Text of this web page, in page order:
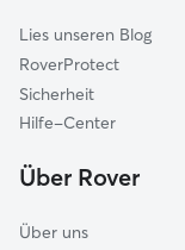
Lies unseren Blog
RoverProtect
Sicherheit
Hilfe-Center
Über Rover
Über uns